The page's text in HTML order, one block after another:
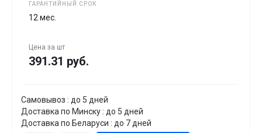
ГАРАНТИЙНЫЙ СРОК
12 мес.
Цена за шт
391.31 руб.
Самовывоз : до 5 дней
Доставка по Минску : до 5 дней
Доставка по Беларуси : до 7 дней